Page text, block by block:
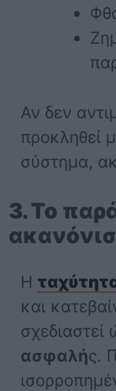
Αν δεν
προκληθεί
σύστημα,
3. Το
Η
και
σχεδιαστεί
ασφαλής.